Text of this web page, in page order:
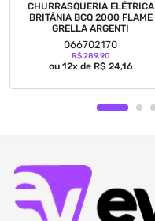
CHURRASQUERIA ELÉTRICA
BRITÂNIA BCQ 2000 FLAME
GRELLA ARGENTI
066702170
R$ 289,90
ou 12x de R$ 24,16